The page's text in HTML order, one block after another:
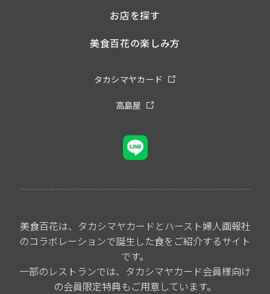
お店を探す
美食百花の楽しみ方
タカシマヤカード
高島屋
美食百花は、タカシマヤカードとハースト婦人画報社
のコラボレーションで誕生した食をご紹介するサイト
です。
一部のレストランでは、タカシマヤカード会員様向け
の会員限定特典もご用意しています。